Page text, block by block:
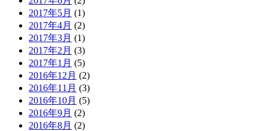
2017年5月 (1)
2017年4月 (2)
2017年3月 (1)
2017年2月 (3)
2017年1月 (5)
2016年12月 (2)
2016年11月 (3)
2016年10月 (5)
2016年9月 (2)
2016年8月 (2)